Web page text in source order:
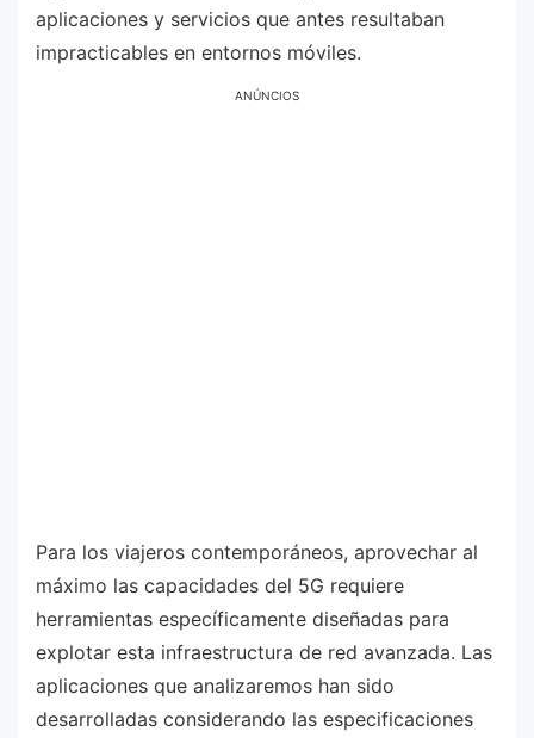
aplicaciones y servicios que antes resultaban
impracticables en entornos móviles.
ANÚNCIOS
Para los viajeros contemporáneos, aprovechar al
máximo las capacidades del 5G requiere
herramientas específicamente diseñadas para
explotar esta infraestructura de red avanzada. Las
aplicaciones que analizaremos han sido
desarrolladas considerando las especificaciones